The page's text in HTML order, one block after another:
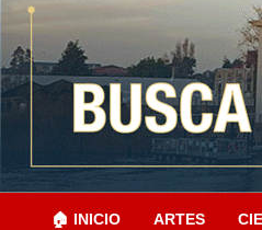
🏠 INICIO ARTES